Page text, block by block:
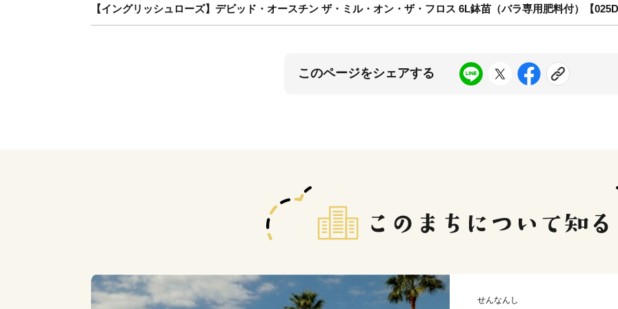
【イングリッシュローズ】デビッド・オースチン ザ・ミル・オン・ザ・フロス 6L鉢苗（バラ専用肥料付）【
このページをシェアする
せんなんし